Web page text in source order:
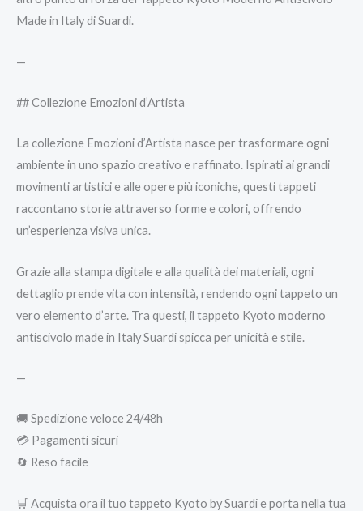
Made in Italy di Suardi.
—
## Collezione Emozioni d’Artista
La collezione Emozioni d’Artista nasce per trasformare ogni
ambiente in uno spazio creativo e raffinato. Ispirati ai grandi
movimenti artistici e alle opere più iconiche, questi tappeti
raccontano storie attraverso forme e colori, offrendo
un’esperienza visiva unica.
Grazie alla stampa digitale e alla qualità dei materiali, ogni
dettaglio prende vita con intensità, rendendo ogni tappeto un
vero elemento d’arte. Tra questi, il tappeto Kyoto moderno
antiscivolo made in Italy Suardi spicca per unicità e stile.
—
🚚 Spedizione veloce 24/48h
💳 Pagamenti sicuri
🔄 Reso facile
🛒 Acquista ora il tuo tappeto Kyoto by Suardi e porta nella tua